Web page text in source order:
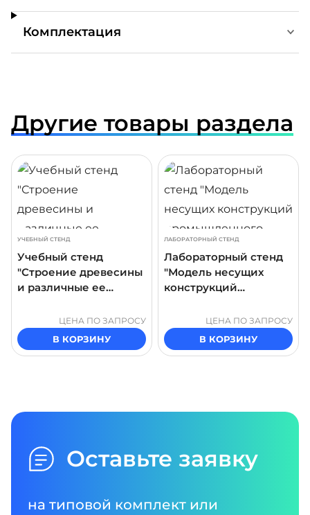
Комплектация
Другие товары раздела
УЧЕБНЫЙ СТЕНД
Учебный стенд
"Строение древесины
и различные ее
ЦЕНА ПО ЗАПРОСУ
В КОРЗИНУ
ЛАБОРАТОРНЫЙ СТЕНД
Лабораторный стенд
"Модель несущих
конструкций
здания"ЦЕНА ПО ЗАПРОСУ
В КОРЗИНУ
ПОДРОБНЕЕ
Оставьте заявку
на типовой комплект или